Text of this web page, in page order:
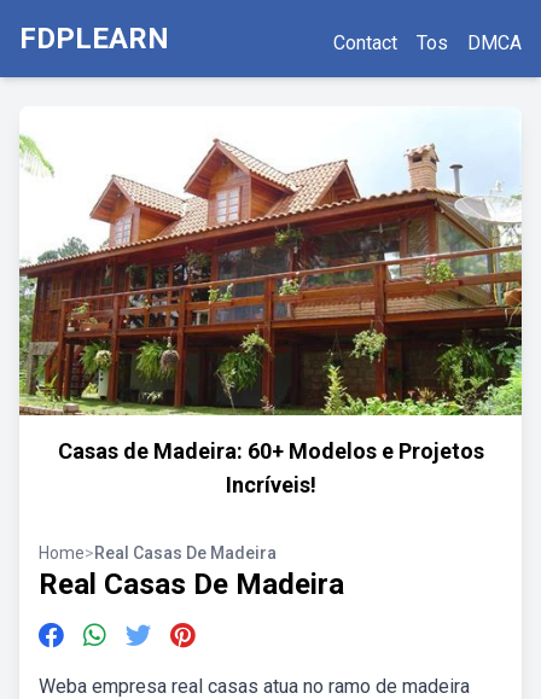
FDPLEARN Contact Tos DMCA
Casas de Madeira: 60+ Modelos e Projetos
Incríveis!
Home>Real Casas De Madeira
Real Casas De Madeira
Weba empresa real casas atua no ramo de madeira